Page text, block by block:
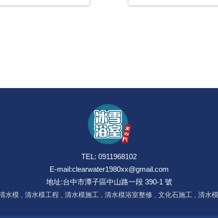
TEL: 0911968102
E-mail:clearwater1980xx@gmail.com
地址:台中市潭子區中山路一段 390-1 號
水模 清水模工程 清水模施工 清水模浴室整修 文化石施工 清水